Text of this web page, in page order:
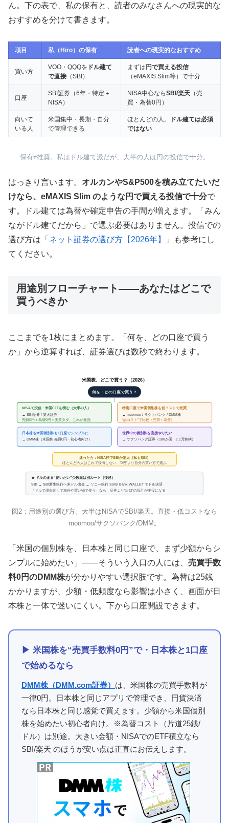
ん。下の表で、私の保有と、読者のみなさんへの現実的な
おすすめを分けて書きます。
項目 私（Hiro）の保有 読者への現実的なおすすめ
買い方
VOO・QQQを ドル建て
で直接（SBI）
まずは 円で買える投信
（eMAXIS Slim等）で十分
口座
SBI証券（6年・特定＋
NISA）
NISA中心ならSBI/楽天（売
買・為替0円）
向いて
いる人
米国集中・長期・自分
で管理できる
ほとんどの人。
ドル建ては必須
ではない
保有≠推奨。私はドル建て派だが、大半の人は円の投信で十分。
はっきり言います。 オルカンやS&P500を積み立てたいだ
けなら、eMAXIS Slim のような円で買える投信で十分で
す。ドル建ては為替や確定申告の手間が増えます。「みん
ながドル建てだから」で選ぶ必要はありません。投信での
選び方は「 ネット証券の選び方【2026年】
」も参考にし
てください。
用途別フローチャート——あなたはどこで
買うべきか
ここまでを1枚にまとめます。「何を、どの口座で買う
か」から逆算すれば、証券選びは数秒で終わります。
米国株、どこで買う？（2026）
何を・どの口座で買う？
NISAで投信・米国ETFを積む（大半の人）
→ SBI証券 / 楽天証券
売買0円＋為替0円＝実質タダ。これが最強
特定口座で米国個別株を低コストで売買
→ moomoo / サクソバンク / DMM株
“総コスト”で比較（売買＋為替）
日本株も米国個別株も1口座でシンプルに
→ DMM株（米国株 売買0円・初心者向け）
世界中の個別株を直接やりたい
→ サクソバンク証券（180か国・1.1万銘柄）
迷ったら：NISA枠でSBIか楽天（私もSBI）
ほとんどの人はこれで後悔しない。”0円”より自分の買い方で選ぶ
★ ドルのまま“使いたい”少数派は別ルート（後述）
SBI → SBI新生銀行へ米ドル出金 → ソニー銀行 Sony Bank WALLET でドル決済
「ドルで現金化して海外や買い物で使う」なら、証券より“出口”の設計が主役になる
図2：用途別の選び方。大半はNISAでSBI/楽天。直接・低コストなら
moomoo/サクソバンク/DMM。
「米国の個別株を、日本株と同じ口座で、まず少額からシ
ンプルに始めたい」——そういう入口の人には、 売買手数
料0円のDMM株が分かりやすい選択肢です。為替は25銭
かかりますが、少額・低頻度なら影響は小さく、画面が日
本株と一体で迷いにくい。下から口座開設できます。
▶ 米国株を“売買手数料0円”で・日本株と1口座
で始めるなら
DMM株（DMM.com証券） は、米国株の売買手数料が
一律0円。日本株と同じアプリで管理でき、円貨決済
なら日本株と同じ感覚で買えます。少額から米国個別
株を始めたい初心者向け。※為替コスト（片道25銭/
ドル）は別途。大きい金額・NISAでのETF積立なら
SBI/楽天 のほうが安い点は正直にお伝えします。